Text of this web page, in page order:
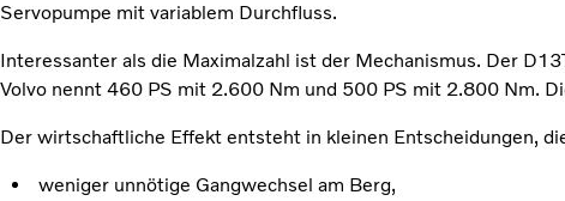
Servopumpe mit variablem Durchfluss.
Interessanter als die Maximalzahl ist der Mechanismus. Der
Volvo nennt 460 PS mit 2.600 Nm und 500 PS mit 2.800 Nm.
Der wirtschaftliche Effekt entsteht in kleinen Entscheidungen,
weniger unnötige Gangwechsel am Berg,